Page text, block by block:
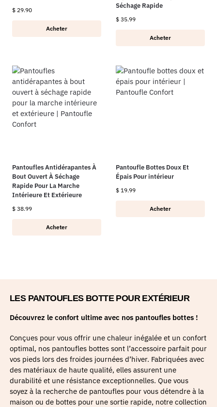
$ 29.90
Acheter
Séchage Rapide
$ 35.99
Acheter
Pantoufles Antidérapantes À
Bout Ouvert À Séchage
Rapide Pour La Marche
Intérieure Et Extérieure
$ 38.99
Acheter
Pantoufle Bottes Doux Et
Épais Pour intérieur
$ 19.99
Acheter
LES PANTOUFLES BOTTE POUR EXTÉRIEUR
Découvrez le confort ultime avec nos pantoufles bottes !
Conçues pour vous offrir une chaleur inégalée et un confort
optimal, nos pantoufles bottes sont l’accessoire parfait pour
vos pieds lors des froides journées d’hiver. Fabriquées avec
des matériaux de haute qualité, elles assurent une
durabilité et une résistance exceptionnelles. Que vous
soyez à la recherche de pantoufles pour vous détendre à la
maison ou de bottes pour une sortie rapide, notre collection